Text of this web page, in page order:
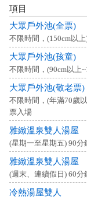
項目
大眾戶外池(全票)
不限時間，(150cm以上
大眾戶外池(孩童)
不限時間，(90cm以上
大眾戶外池(敬老票)
不限時間，(年滿70歲
票入場
雅緻溫泉雙人湯屋
(星期一至星期五) 90分
雅緻溫泉雙人湯屋
(週末、連續假日) 60分
冷熱湯屋雙人